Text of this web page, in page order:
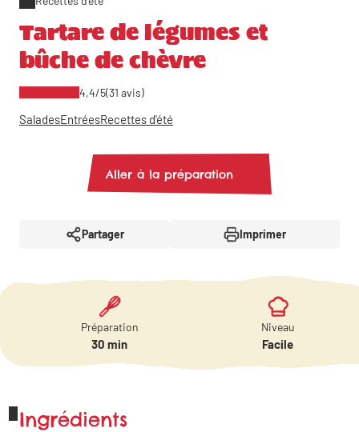
Tartare de légumes et
bûche de chèvre
4,4/5(31 avis)
SaladesEntréesRecettes d'été
Aller à la préparation
Partager Imprimer
Préparation
30 min
Niveau
Facile
Ingrédients